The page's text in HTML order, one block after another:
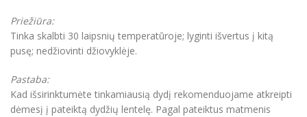
Priežiūra:
Tinka skalbti 30 laipsnių temperatūroje; lyginti išvertus į kitą
pusę; nedžiovinti džiovyklėje.
Pastaba:
Kad išsirinktumėte tinkamiausią dydį rekomenduojame atkreipti
dėmesį į pateiktą dydžių lentelę. Pagal pateiktus matmenis